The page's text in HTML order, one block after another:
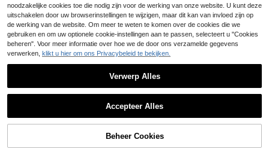
1
14
Terug naar boven
noodzakelijke cookies toe die nodig zijn voor de werking van onze website. U kunt deze
uitschakelen door uw browserinstellingen te wijzigen, maar dit kan van invloed zijn op
de werking van de website. Om meer te weten te komen over de cookies die we
gebruiken en om uw optionele cookie-instellingen aan te passen, selecteert u "Cookies
beheren". Voor meer informatie over hoe we de door ons verzamelde gegevens
verwerken, klikt u hier om ons Privacybeleid te bekijken.
Verwerp Alles
Accepteer Alles
Beheer Cookies